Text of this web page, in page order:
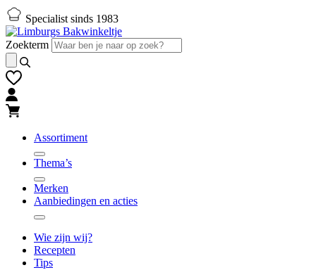
Naar
hoofd-
inhoud
gaan
Naar
footer
gaan
Specialist sinds 1983
Zoekterm
Assortiment
Thema’s
Merken
Aanbiedingen en acties
Wie zijn wij?
Recepten
Tips